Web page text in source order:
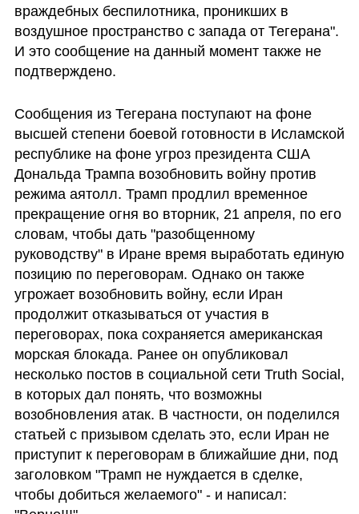
враждебных беспилотника, проникших в
воздушное пространство с запада от Тегерана".
И это сообщение на данный момент также не
подтверждено.
Сообщения из Тегерана поступают на фоне
высшей степени боевой готовности в Исламской
республике на фоне угроз президента США
Дональда Трампа возобновить войну против
режима аятолл. Трамп продлил временное
прекращение огня во вторник, 21 апреля, по его
словам, чтобы дать "разобщенному
руководству" в Иране время выработать единую
позицию по переговорам. Однако он также
угрожает возобновить войну, если Иран
продолжит отказываться от участия в
переговорах, пока сохраняется американская
морская блокада. Ранее он опубликовал
несколько постов в социальной сети Truth Social,
в которых дал понять, что возможны
возобновления атак. В частности, он поделился
статьей с призывом сделать это, если Иран не
приступит к переговорам в ближайшие дни, под
заголовком "Трамп не нуждается в сделке,
чтобы добиться желаемого" - и написал: